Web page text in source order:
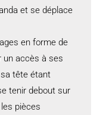
et se déplace
en forme de
un accès à ses
tête étant
tenir debout sur
pièces